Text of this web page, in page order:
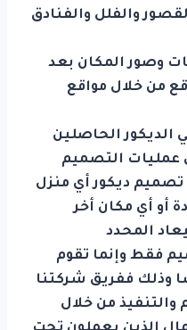
والفلل والفنادق
وصور المكان بعد
من خلال مواقع
الحاصلين
عمليات التصميم
تصميم ديكور أي منزل
أو أي مكان أخر
المحدد
فقط وإنما تقوم
وذلك ففريق شركتنا
من خلال